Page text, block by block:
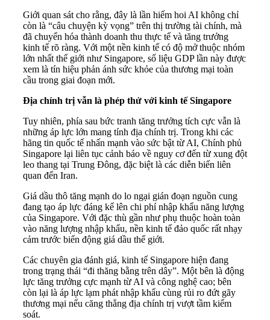
Giới quan sát cho rằng, đây là lần hiếm hoi AI không chỉ
còn là “câu chuyện kỳ vọng” trên thị trường tài chính, mà
đã chuyển hóa thành doanh thu thực tế và tăng trưởng
kinh tế rõ ràng. Với một nền kinh tế có độ mở thuộc nhóm
lớn nhất thế giới như Singapore, số liệu GDP lần này được
xem là tín hiệu phản ánh sức khỏe của thương mại toàn
cầu trong giai đoạn mới.
Địa chính trị vẫn là phép thử với kinh tế Singapore
Tuy nhiên, phía sau bức tranh tăng trưởng tích cực vẫn là
những áp lực lớn mang tính địa chính trị. Trong khi các
hãng tin quốc tế nhấn mạnh vào sức bật từ AI, Chính phủ
Singapore lại liên tục cảnh báo về nguy cơ đến từ xung đột
leo thang tại Trung Đông, đặc biệt là các diễn biến liên
quan đến Iran.
Giá dầu thô tăng mạnh do lo ngại gián đoạn nguồn cung
đang tạo áp lực đáng kể lên chi phí nhập khẩu năng lượng
của Singapore. Với đặc thù gần như phụ thuộc hoàn toàn
vào năng lượng nhập khẩu, nền kinh tế đảo quốc rất nhạy
cảm trước biến động giá dầu thế giới.
Các chuyên gia đánh giá, kinh tế Singapore hiện đang
trong trạng thái “đi thăng bằng trên dây”. Một bên là động
lực tăng trưởng cực mạnh từ AI và công nghệ cao; bên
còn lại là áp lực lạm phát nhập khẩu cùng rủi ro đứt gãy
thương mại nếu căng thẳng địa chính trị vượt tầm kiểm
soát.